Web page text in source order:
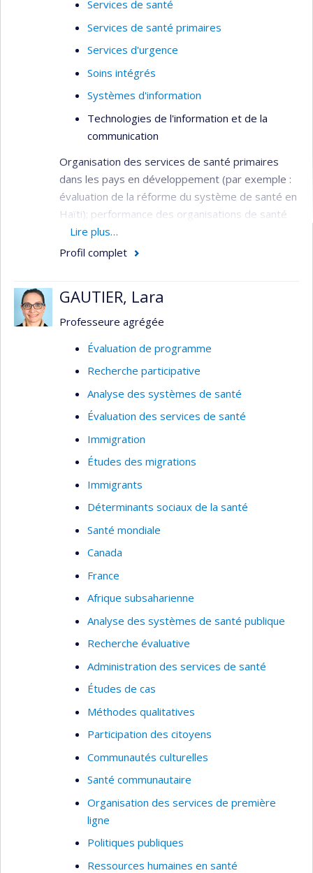
Services de santé
Services de santé primaires
Services d'urgence
Soins intégrés
Systèmes d'information
Technologies de l'information et de la
communication
Organisation des services de santé primaires
dans les pays en développement (par exemple :
évaluation de la réforme du système de santé en
Haïti); performance des organisations de santé
(par exemple : évaluation de la performance des
hôpitaux et des agences d’évaluation des
évaluation de la gestion par programmes
clientèles en milieu psychiatrique, prévention du
services d'urgence (par exemple : évaluation du
traitement des appels aux services d’urgence,
gestion des flottes ambulancières); traitement
exemple : analyse de la décision médicale,
télémédecine, systèmes d’information en santé).
Lire plus…
Profil complet
GAUTIER, Lara
Professeure agrégée
Évaluation de programme
Recherche participative
Analyse des systèmes de santé
Évaluation des services de santé
Immigration
Études des migrations
Immigrants
Déterminants sociaux de la santé
Santé mondiale
Canada
France
Afrique subsaharienne
Analyse des systèmes de santé publique
Recherche évaluative
Administration des services de santé
Études de cas
Méthodes qualitatives
Participation des citoyens
Communautés culturelles
Santé communautaire
Organisation des services de première
ligne
Politiques publiques
Ressources humaines en santé